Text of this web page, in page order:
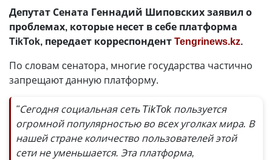
Депутат Сената Геннадий Шиповских заявил о
проблемах, которые несет в себе платформа
TikTok, передает корреспондентTengrinews.kz.
По словам cенатора, многие государства частично
запрещают данную платформу.
"Сегодня социальная сеть TikTok пользуется
огромной популярностью во всех уголках мира. В
нашей стране количество пользователей этой
сети не уменьшается. Эта платформа,